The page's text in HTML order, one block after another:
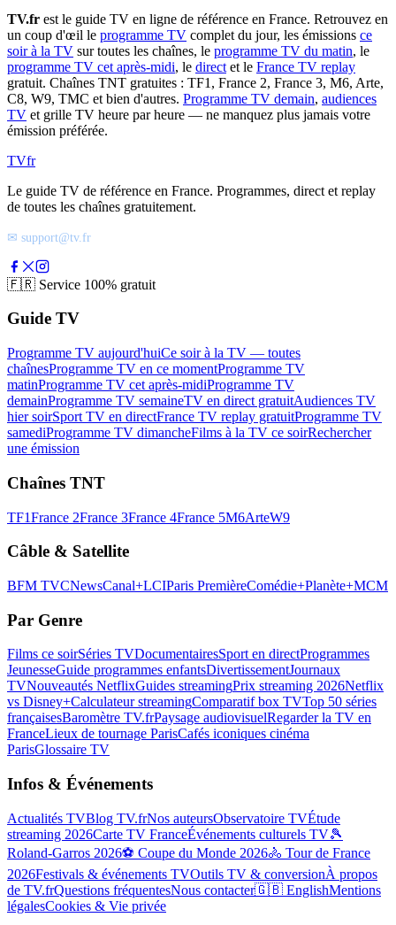
TV.fr est le guide TV en ligne de référence en France. Retrouvez en
un coup d'œil le programme TV complet du jour, les émissions ce
soir à la TV sur toutes les chaînes, le programme TV du matin, le
programme TV cet après-midi, le direct et le France TV replay
gratuit. Chaînes TNT gratuites : TF1, France 2, France 3, M6, Arte,
C8, W9, TMC et bien d'autres. Programme TV demain, audiences
TV et grille TV heure par heure — ne manquez plus jamais votre
émission préférée.
TVfr
Le guide TV de référence en France. Programmes, direct et replay
de toutes les chaînes gratuitement.
✉ support@tv.fr
🇫🇷 Service 100% gratuit
Guide TV
Programme TV aujourd'huiCe soir à la TV — toutes
chaînesProgramme TV en ce momentProgramme TV
matinProgramme TV cet après-midiProgramme TV
demainProgramme TV semaineTV en direct gratuitAudiences TV
hier soirSport TV en directFrance TV replay gratuitProgramme TV
samediProgramme TV dimancheFilms à la TV ce soirRechercher
une émission
Chaînes TNT
TF1France 2France 3France 4France 5M6ArteW9
Câble & Satellite
BFM TVCNewsCanal+LCIParis PremièreComédie+Planète+MCM
Par Genre
Films ce soirSéries TVDocumentairesSport en directProgrammes
JeunesseGuide programmes enfantsDivertissementJournaux
TVNouveautés NetflixGuides streamingPrix streaming 2026Netflix
vs Disney+Calculateur streamingComparatif box TVTop 50 séries
françaisesBaromètre TV.frPaysage audiovisuelRegarder la TV en
FranceLieux de tournage ParisCafés iconiques cinéma
ParisGlossaire TV
Infos & Événements
Actualités TVBlog TV.frNos auteursObservatoire TVÉtude
streaming 2026Carte TV FranceÉvénements culturels TV🎾
Roland-Garros 2026⚽ Coupe du Monde 2026🚴 Tour de France
2026Festivals & événements TVOutils TV & conversionÀ propos
de TV.frQuestions fréquentesNous contacter🇬🇧 EnglishMentions
légalesCookies & Vie privée